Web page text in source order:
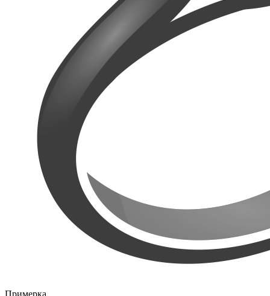
Примерка